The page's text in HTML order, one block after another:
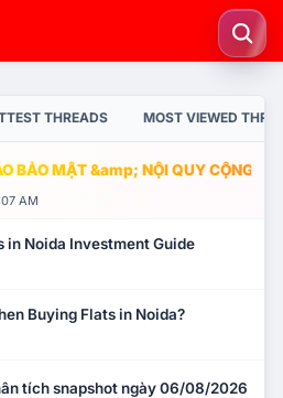
THREADS MOST VIEWED
BẢO MẬT &amp; NỘI QUY CỘNG
AM
in Noida Investment Guide
Buying Flats in Noida?
tích snapshot ngày 06/08/2026